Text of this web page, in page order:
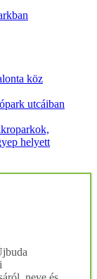
köz
utcáiban
helyett